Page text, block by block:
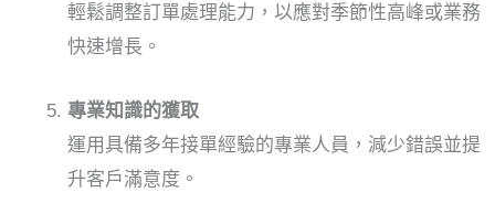
輕鬆調整訂單處理能力，以應對季節性高峰或業務
快速增長。
專業知識的獲取
運用具備多年接單經驗的專業人員，減少錯誤並提
升客戶滿意度。